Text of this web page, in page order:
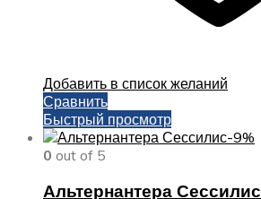
Добавить в список желаний
Сравнить
Быстрый просмотр
-9%
0 out of 5
Альтернантера Сессилис